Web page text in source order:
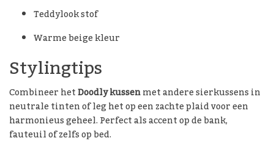
Teddylook stof
Warme beige kleur
Stylingtips
Combineer hetDoodly kussenmet andere sierkussens in
neutrale tinten of leg het op een zachte plaid voor een
harmonieus geheel. Perfect als accent op de bank,
fauteuil of zelfs op bed.